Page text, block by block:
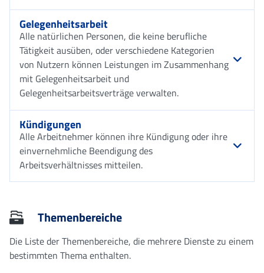
Gelegenheitsarbeit
Alle natürlichen Personen, die keine berufliche
Tätigkeit ausüben, oder verschiedene Kategorien
von Nutzern können Leistungen im Zusammenhang
mit Gelegenheitsarbeit und
Gelegenheitsarbeitsverträge verwalten.
Kündigungen
Alle Arbeitnehmer können ihre Kündigung oder ihre
einvernehmliche Beendigung des
Arbeitsverhältnisses mitteilen.
Themenbereiche
Die Liste der Themenbereiche, die mehrere Dienste zu einem
bestimmten Thema enthalten.